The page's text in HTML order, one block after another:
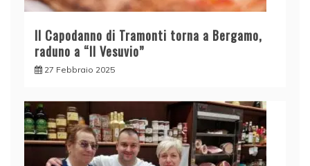
Il Capodanno di Tramonti torna a Bergamo,
raduno a “Il Vesuvio”
27 Febbraio 2025